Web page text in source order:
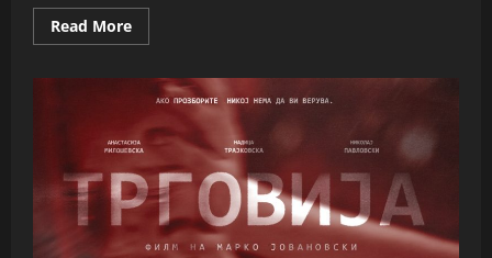
Read MoreRead
more
Директорот
Центарот
за
култура
Тодоровски
гостин
во
СТАВ